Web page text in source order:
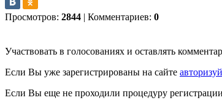
Просмотров: 2844 | Комментариев: 0
Участвовать в голосованиях и оставлять
Если Вы уже зарегистрированы на сайте
Если Вы еще не проходили процедуру